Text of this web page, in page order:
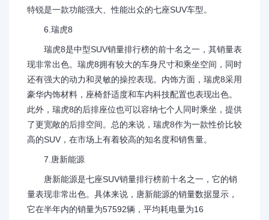
特锐是一款功能强大、性能出众的七座SUV车型。
6.瑞虎8
瑞虎8是中型SUV销量排行榜的前十名之一，其销量表
现非常出色。瑞虎8拥有较大的车身尺寸和乘坐空间，同时
还有强大的动力和灵敏的操控表现。内饰方面，瑞虎8采用
豪华内饰材料，座椅舒适度和车内科技配置也表现出色。
此外，瑞虎8的后排座位也可以容纳七个人同时乘坐，提供
了更宽敞的后排空间。总的来说，瑞虎8作为一款性价比较
高的SUV，在市场上有着较高的知名度和销售量。
7.唐新能源
唐新能源是七座SUV销量排行榜前十名之一，它的销
量表现非常出色。具体来说，唐新能源的销量数据显示，
它在半年内的销量为57592辆，平均耗电量为16